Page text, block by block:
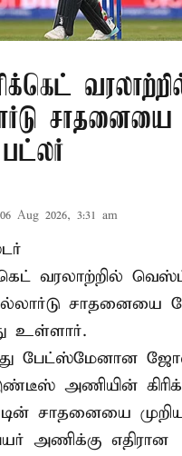
சாதனையை
06 Aug 2026, 3:31 am
வரலாற்றில்
சாதனையை
உள்ளார்.
பேட்ஸ்மேனான
அணியின்
சாதனையை
அணிக்கு எதிரான